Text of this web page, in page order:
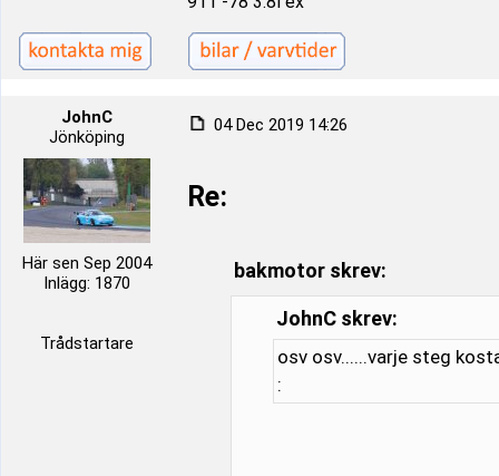
JohnC
Jönköping
Här sen Sep 2004
Inlägg: 1870
Trådstartare
04 Dec 2019 14:26
Re:
bakmotor skrev:
JohnC skrev:
osv osv......varje steg
: